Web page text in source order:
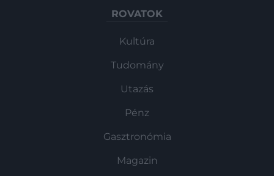
ROVATOK
Kultúra
Tudomány
Utazás
Pénz
Gasztronómia
Magazin